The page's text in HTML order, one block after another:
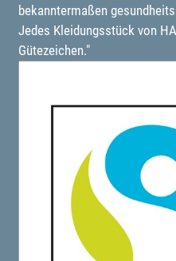
bekanntermaßen
Jedes Kleidungsstück von
Gütezeichen."